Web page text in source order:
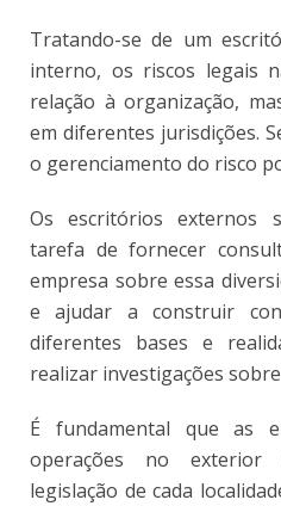
Tratando-se de um
interno, os riscos legais
relação à organização,
em diferentes jurisdições.
o gerenciamento do risco
Os escritórios externos
tarefa de fornecer
empresa sobre essa
e ajudar a construir
diferentes bases e
realizar investigações
É fundamental que as
operações no exterior
legislação de cada